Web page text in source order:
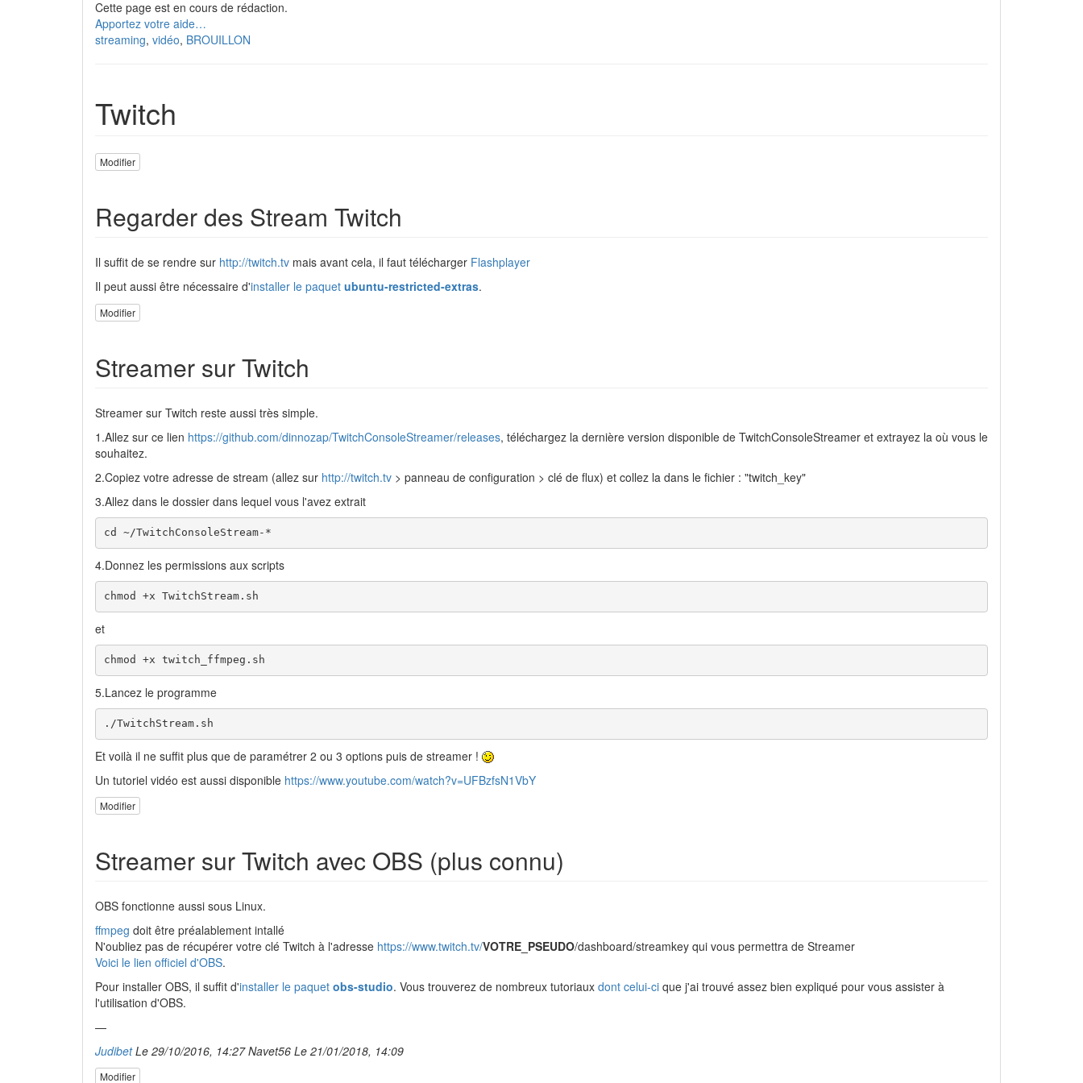
Cette page est en cours de rédaction.
Apportez votre aide…
streaming, vidéo, BROUILLON
Twitch
Modifier
Regarder des Stream Twitch
Il suffit de se rendre sur http://twitch.tv mais avant cela, il faut télécharger Flashplayer
Il peut aussi être nécessaire d'installer le paquet ubuntu-restricted-extras.
Modifier
Streamer sur Twitch
Streamer sur Twitch reste aussi très simple.
1.Allez sur ce lien https://github.com/dinnozap/TwitchConsoleStreamer/releases, téléchargez la dernière version disponible de TwitchConsoleStreamer et extrayez la où vous le
souhaitez.
2.Copiez votre adresse de stream (allez sur http://twitch.tv > panneau de configuration > clé de flux) et collez la dans le fichier : "twitch_key"
3.Allez dans le dossier dans lequel vous l'avez extrait
cd ~/TwitchConsoleStream-*
4.Donnez les permissions aux scripts
chmod +x TwitchStream.sh
et
chmod +x twitch_ffmpeg.sh
5.Lancez le programme
./TwitchStream.sh
Et voilà il ne suffit plus que de paramétrer 2 ou 3 options puis de streamer !
Un tutoriel vidéo est aussi disponible https://www.youtube.com/watch?v=UFBzfsN1VbY
Modifier
Streamer sur Twitch avec OBS (plus connu)
OBS fonctionne aussi sous Linux.
ffmpeg doit être préalablement intallé
N'oubliez pas de récupérer votre clé Twitch à l'adresse https://www.twitch.tv/VOTRE_PSEUDO/dashboard/streamkey qui vous permettra de Streamer
Voici le lien officiel d'OBS.
Pour installer OBS, il suffit d'installer le paquet obs-studio. Vous trouverez de nombreux tutoriaux dont celui-ci que j'ai trouvé assez bien expliqué pour vous assister à
l'utilisation d'OBS.
—
JudibetLe 29/10/2016, 14:27 Navet56 Le 21/01/2018, 14:09
Modifier